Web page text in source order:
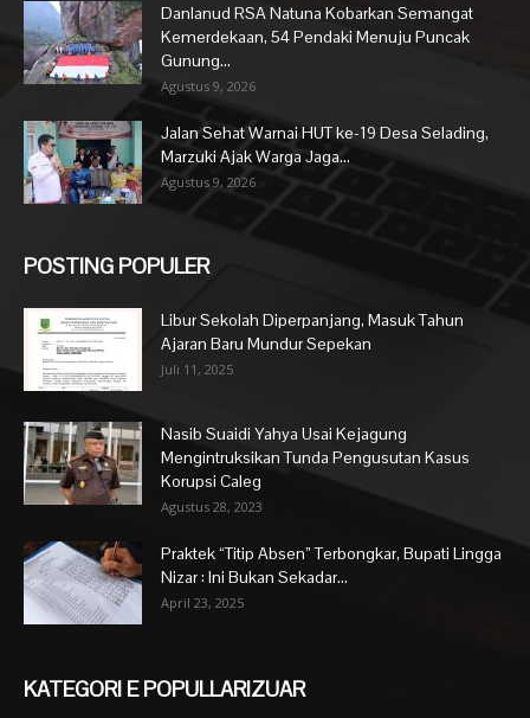
Danlanud RSA Natuna Kobarkan Semangat
Kemerdekaan, 54 Pendaki Menuju Puncak
Gunung...
Agustus 9, 2026
Jalan Sehat Warnai HUT ke-19 Desa Selading,
Marzuki Ajak Warga Jaga...
Agustus 9, 2026
POSTING POPULER
Libur Sekolah Diperpanjang, Masuk Tahun
Ajaran Baru Mundur Sepekan
Juli 11, 2025
Nasib Suaidi Yahya Usai Kejagung
Mengintruksikan Tunda Pengusutan Kasus
Korupsi Caleg
Agustus 28, 2023
Praktek “Titip Absen” Terbongkar, Bupati Lingga
Nizar : Ini Bukan Sekadar...
April 23, 2025
KATEGORI E POPULLARIZUAR